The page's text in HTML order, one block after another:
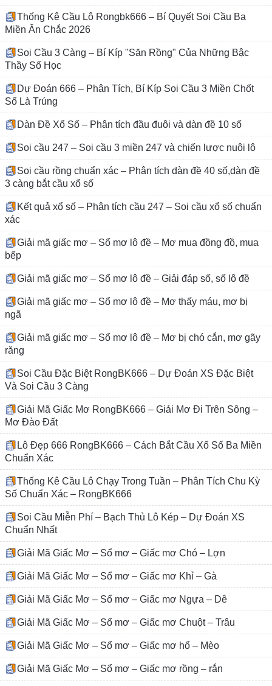
Thống Kê Cầu Lô Rongbk666 – Bí Quyết Soi Cầu Ba
Miền Ăn Chắc 2026
Soi Cầu 3 Càng – Bí Kíp "Săn Rồng" Của Những Bậc
Thầy Số Học
Dự Đoán 666 – Phân Tích, Bí Kíp Soi Cầu 3 Miền Chốt
Số Là Trúng
Dàn Đề Xổ Số – Phân tích đầu đuôi và dàn đề 10 số
Soi cầu 247 – Soi cầu 3 miền 247 và chiến lược nuôi lô
Soi cầu rồng chuẩn xác – Phân tích dàn đề 40 số,dàn đề
3 càng bắt cầu xổ số
Kết quả xổ số – Phân tích cầu 247 – Soi cầu xổ số chuẩn
xác
Giải mã giấc mơ – Sổ mơ lô đề – Mơ mua đồng đồ, mua
bếp
Giải mã giấc mơ – Sổ mơ lô đề – Giải đáp số, số lô đề
Giải mã giấc mơ – Sổ mơ lô đề – Mơ thấy máu, mơ bị
ngã
Giải mã giấc mơ – Sổ mơ lô đề – Mơ bị chó cắn, mơ gãy
răng
Soi Cầu Đặc Biệt RongBK666 – Dự Đoán XS Đặc Biệt
Và Soi Cầu 3 Càng
Giải Mã Giấc Mơ RongBK666 – Giải Mơ Đi Trên Sông –
Mơ Đào Đất
Lô Đẹp 666 RongBK666 – Cách Bắt Cầu Xổ Số Ba Miền
Chuẩn Xác
Thống Kê Cầu Lô Chạy Trong Tuần – Phân Tích Chu Kỳ
Số Chuẩn Xác – RongBK666
Soi Cầu Miễn Phí – Bạch Thủ Lô Kép – Dự Đoán XS
Chuẩn Nhất
Giải Mã Giấc Mơ – Sổ mơ – Giấc mơ Chó – Lợn
Giải Mã Giấc Mơ – Sổ mơ – Giấc mơ Khỉ – Gà
Giải Mã Giấc Mơ – Sổ mơ – Giấc mơ Ngựa – Dê
Giải Mã Giấc Mơ – Sổ mơ – Giấc mơ Chuột – Trâu
Giải Mã Giấc Mơ – Sổ mơ – Giấc mơ hổ – Mèo
Giải Mã Giấc Mơ – Sổ mơ – Giấc mơ rồng – rắn